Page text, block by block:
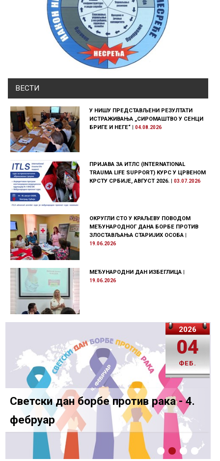
ВЕСТИ
У НИШУ ПРЕДСТАВЉЕНИ РЕЗУЛТАТИ
ИСТРАЖИВАЊА „СИРОМАШТВО У СЕНЦИ
БРИГЕ И НЕГЕ“ |04.08.2026
ПРИЈАВА ЗА ИТЛС (INTERNATIONAL
TRAUMA LIFE SUPPORT) КУРС У ЦРВЕНОМ
КРСТУ СРБИЈЕ, АВГУСТ 2026. |03.07.2026
ОКРУГЛИ СТО У КРАЉЕВУ ПОВОДОМ
МЕЂУНАРОДНОГ ДАНА БОРБЕ ПРОТИВ
ЗЛОСТАВЉАЊА СТАРИЈИХ ОСОБА |
19.06.2026
МЕЂУНАРОДНИ ДАН ИЗБЕГЛИЦА
19.06.2026
2026
06
ФЕБ.
150 година од оснивања Црвеног
крста Србије
2026
04
ФЕБ.
Светски дан борбе против рака - 4.
фебруар